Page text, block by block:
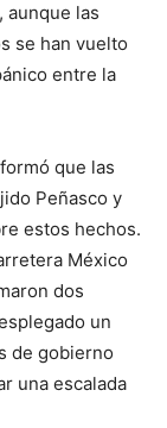
aunque las
se han vuelto
entre la
que las
Peñasco y
estos hechos.
México
dos
un
de gobierno
una escalada